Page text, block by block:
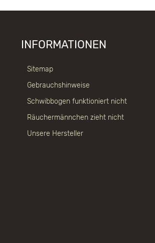
INFORMATIONEN
Sitemap
Gebrauchshinweise
Schwibbogen funktioniert nicht
Räuchermännchen zieht nicht
Unsere Hersteller